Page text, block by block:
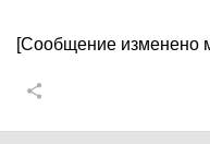
[Сообщение изменено